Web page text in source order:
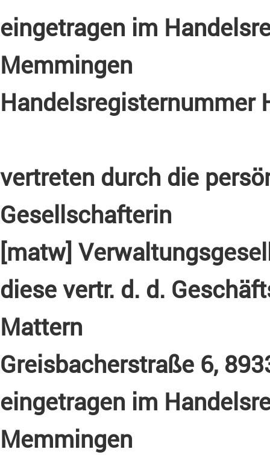
eingetragen im
Memmingen
Handelsregisternummer
vertreten durch die
Gesellschafterin
[matw]
diese vertr. d. d.
Mattern
Greisbacherstraße 6,
eingetragen im
Memmingen